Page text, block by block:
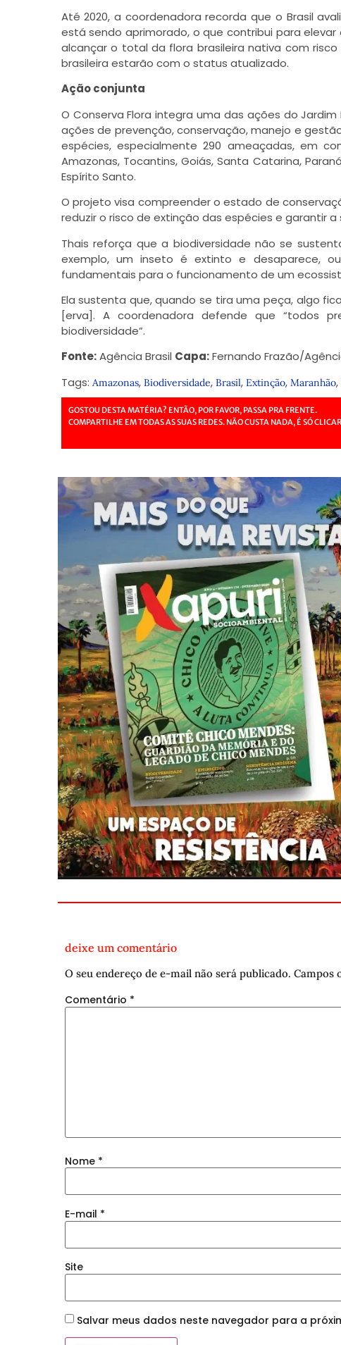
Até 2020, a coordenadora recorda que o Brasil
está sendo aprimorado, o que contribui para
alcançar o total da flora brasileira nativa com
brasileira estarão com o status atualizado.
Ação conjunta
O Conserva Flora integra uma das ações do
ações de prevenção, conservação, manejo e
espécies, especialmente 290 ameaçadas, em
Amazonas, Tocantins, Goiás, Santa Catarina,
Espírito Santo.
O projeto visa compreender o estado de
reduzir o risco de extinção das espécies e garantir a
Thais reforça que a biodiversidade não se
exemplo, um inseto é extinto e desaparece,
fundamentais para o funcionamento de um
Ela sustenta que, quando se tira uma peça, algo
[erva]. A coordenadora defende que “todos
biodiversidade”.
Fonte:Agência Brasil Capa:Fernando Frazão/
Tags: Amazonas, Biodiversidade, Brasil, Extinção, Maranhão,
GOSTOU DESTA MATÉRIA? ENTÃO, POR FAVOR, PASSA PRA FRENTE.
COMPARTILHE EM TODAS AS SUAS REDES. NÃO CUSTA NADA, É SÓ
deixe um comentário
O seu endereço de e-mail não será publicado. Campos
Comentário *
Nome *
E-mail *
Site
Salvar meus dados neste navegador para a